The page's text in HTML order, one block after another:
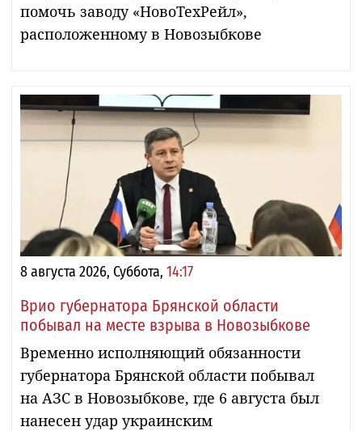
помочь заводу «НовоТехРейл»,
расположенному в Новозыбкове
8 августа 2026, Суббота, 14:17
Врио губернатора Брянской области
побывал на месте взрыва в Новозыбкове
Временно исполняющий обязанности
губернатора Брянской области побывал
на АЗС в Новозыбкове, где 6 августа был
нанесен удар украинским